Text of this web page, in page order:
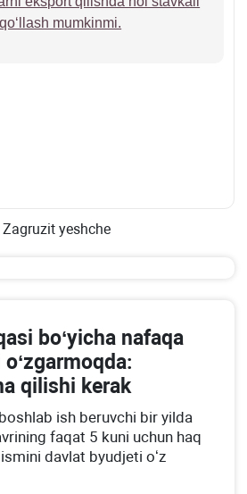
mumkinmi.
yeshche
boʻyicha nafaqa
qilishi kerak
ish beruvchi bir yilda
faqat 5 kuni uchun haq
davlat byudjeti oʻz